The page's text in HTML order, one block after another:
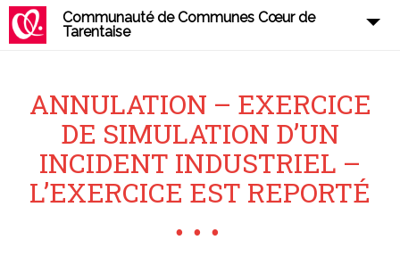
Communauté de Communes Cœur de
Tarentaise
ANNULATION – EXERCICE
DE SIMULATION D’UN
INCIDENT INDUSTRIEL –
L’EXERCICE EST REPORTÉ